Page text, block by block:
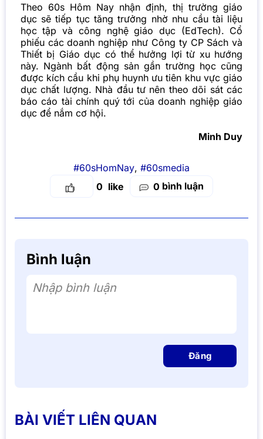
Theo 60s Hôm Naynhận định, thị trường giáo
dục sẽ tiếp tục tăng trưởng nhờ nhu cầu tài liệu
học tập và công nghệ giáo dục (EdTech). Cổ
phiếu các doanh nghiệp như Công ty CP Sách và
Thiết bị Giáo dục có thể hưởng lợi từ xu hướng
này. Ngành bất động sản gần trường học cũng
được kích cầu khi phụ huynh ưu tiên khu vực giáo
dục chất lượng. Nhà đầu tư nên theo dõi sát các
báo cáo tài chính quý tới của doanh nghiệp giáo
dục để nắm cơ hội.
Minh Duy
#60sHomNay, #60smedia
0
0 bình luận
Bình luận
Nhập bình luận
Đăng
BÀI VIẾT LIÊN QUAN